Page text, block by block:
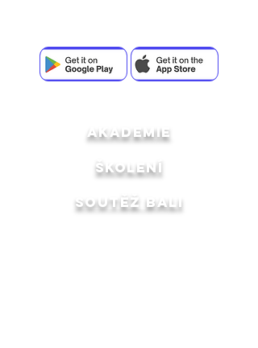
akademie
ŠKOLENÍ
SOUTĚŽ BALI